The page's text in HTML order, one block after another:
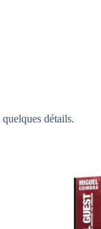
détails.